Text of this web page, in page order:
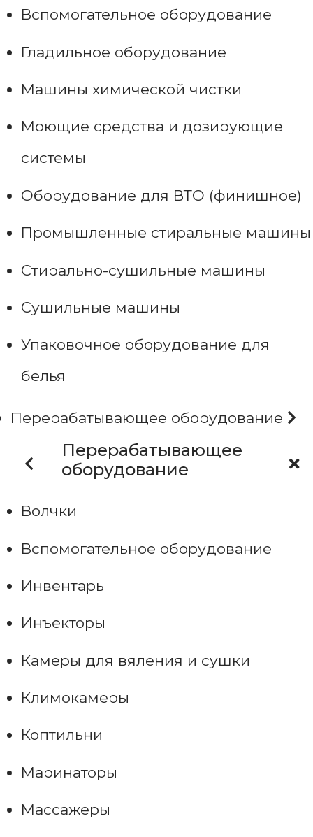
Вспомогательное оборудование
Гладильное оборудование
Машины химической чистки
Моющие средства и дозирующие
системы
Оборудование для ВТО (финишное)
Промышленные стиральные машины
Стирально-сушильные машины
Сушильные машины
Упаковочное оборудование для
белья
Перерабатывающее оборудование
Перерабатывающее
оборудование
Волчки
Вспомогательное оборудование
Инвентарь
Инъекторы
Камеры для вяления и сушки
Климокамеры
Коптильни
Маринаторы
Массажеры